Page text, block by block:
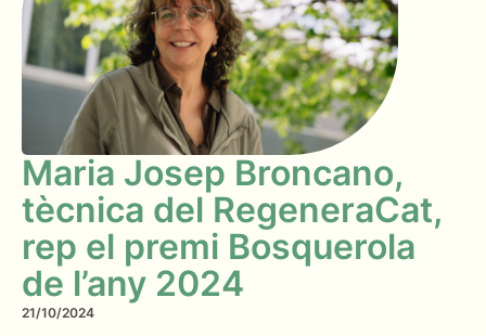
Maria Josep Broncano,
tècnica del RegeneraCat,
rep el premi Bosquerola
de l’any 2024
21/10/2024